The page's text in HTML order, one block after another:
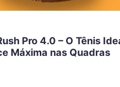
Pro 4.0 – O Tênis
Máxima nas Quadras